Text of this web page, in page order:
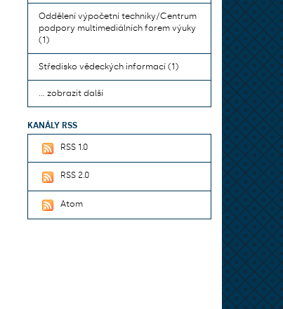
Oddělení výpočetní techniky/Centrum
podpory multimediálních forem výuky
(1)
Středisko vědeckých informací (1)
... zobrazit další
KANÁLY RSS
RSS 1.0
RSS 2.0
Atom